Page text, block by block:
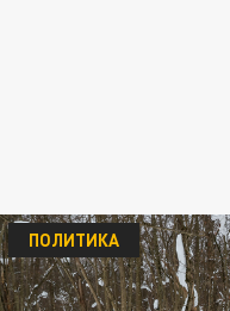
ПОЛИТИКА